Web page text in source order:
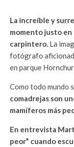
La increíble y
momento justo en
carpintero. La
fotógrafo
en parque
Como todo mundo
comadrejas son
mamíferos más
En entrevista
peor” cuando